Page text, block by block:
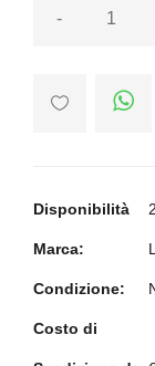
-
Disponibilità
Marca:
Condizione:
Costo di